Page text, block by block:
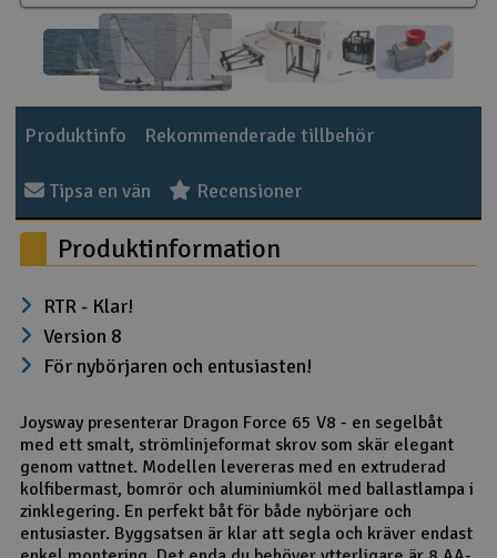
Outlet
Radioutrustning
Scooter & elfordon
Smarthem, lek och hobby
Solenergi
Verktyg, utrustning och tillbehör
Presentkort
Produktinfo Rekommenderade tillbehör
Tipsa en vän Recensioner
Produktinformation
RTR - Klar!
Version 8
För nybörjaren och entusiasten!
Joysway presenterar Dragon Force 65 V8 - en segelbåt
med ett smalt, strömlinjeformat skrov som skär elegant
genom vattnet. Modellen levereras med en extruderad
kolfibermast, bomrör och aluminiumköl med ballastlampa i
zinklegering. En perfekt båt för både nybörjare och
entusiaster. Byggsatsen är klar att segla och kräver endast